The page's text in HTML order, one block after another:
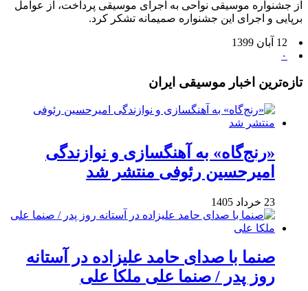
از جشنواره موسیقی نواحی به اجرای موسیقی پرداخت، از عوامل
برپایی و اجرای این جشنواره صمیمانه تشکر کرد.
12 آبان 1399
۰
تازه‌ترین اخبار موسیقی ایران
«رنج‌گاه» به آهنگسازی و نوازندگی
امیرحسین رئوفی منتشر شد
23 خرداد 1405
صنما با صدای حامد علیزاده در آستانه
روز پدر / صنما علی ملکا علی